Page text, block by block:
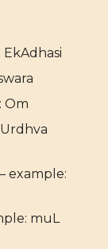
EkAdhasi
Om
example:
muL